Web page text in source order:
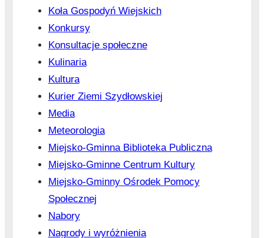
Koła Gospodyń Wiejskich
Konkursy
Konsultacje społeczne
Kulinaria
Kultura
Kurier Ziemi Szydłowskiej
Media
Meteorologia
Miejsko-Gminna Biblioteka Publiczna
Miejsko-Gminne Centrum Kultury
Miejsko-Gminny Ośrodek Pomocy
Społecznej
Nabory
Nagrody i wyróżnienia